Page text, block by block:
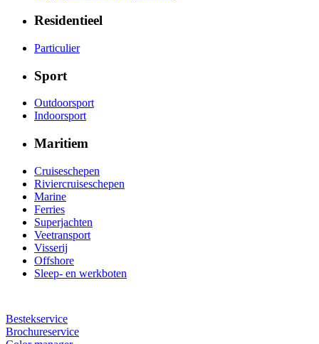
Residentieel
Particulier
Sport
Outdoorsport
Indoorsport
Maritiem
Cruiseschepen
Riviercruiseschepen
Marine
Ferries
Superjachten
Veetransport
Visserij
Offshore
Sleep- en werkboten
Bestekservice
Brochureservice